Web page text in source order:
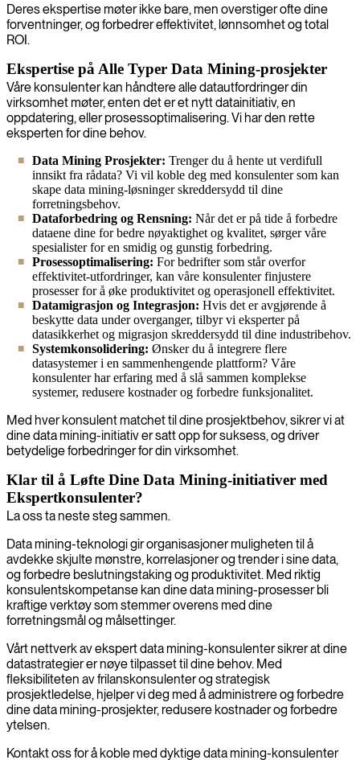
Deres ekspertise møter ikke bare, men overstiger ofte dine
forventninger, og forbedrer effektivitet, lønnsomhet og total
ROI.
Ekspertise på Alle Typer Data Mining-prosjekter
Våre konsulenter kan håndtere alle datautfordringer din
virksomhet møter, enten det er et nytt datainitiativ, en
oppdatering, eller prosessoptimalisering. Vi har den rette
eksperten for dine behov.
Data Mining Prosjekter: Trenger du å hente ut verdifull
innsikt fra rådata? Vi vil koble deg med konsulenter som kan
skape data mining-løsninger skreddersydd til dine
forretningsbehov.
Dataforbedring og Rensning: Når det er på tide å forbedre
dataene dine for bedre nøyaktighet og kvalitet, sørger våre
spesialister for en smidig og gunstig forbedring.
Prosessoptimalisering: For bedrifter som står overfor
effektivitet-utfordringer, kan våre konsulenter finjustere
prosesser for å øke produktivitet og operasjonell effektivitet.
Datamigrasjon og Integrasjon: Hvis det er avgjørende å
beskytte data under overganger, tilbyr vi eksperter på
datasikkerhet og migrasjon skreddersydd til dine industribehov.
Systemkonsolidering: Ønsker du å integrere flere
datasystemer i en sammenhengende plattform? Våre
konsulenter har erfaring med å slå sammen komplekse
systemer, redusere kostnader og forbedre funksjonalitet.
Med hver konsulent matchet til dine prosjektbehov, sikrer vi at
dine data mining-initiativ er satt opp for suksess, og driver
betydelige forbedringer for din virksomhet.
Klar til å Løfte Dine Data Mining-initiativer med
Ekspertkonsulenter?
La oss ta neste steg sammen.
Data mining-teknologi gir organisasjoner muligheten til å
avdekke skjulte mønstre, korrelasjoner og trender i sine data,
og forbedre beslutningstaking og produktivitet. Med riktig
konsulentskompetanse kan dine data mining-prosesser bli
kraftige verktøy som stemmer overens med dine
forretningsmål og målsettinger.
Vårt nettverk av ekspert data mining-konsulenter sikrer at dine
datastrategier er nøye tilpasset til dine behov. Med
fleksibiliteten av frilanskonsulenter og strategisk
prosjektledelse, hjelper vi deg med å administrere og forbedre
dine data mining-prosjekter, redusere kostnader og forbedre
ytelsen.
Kontakt oss for å koble med dyktige data mining-konsulenter